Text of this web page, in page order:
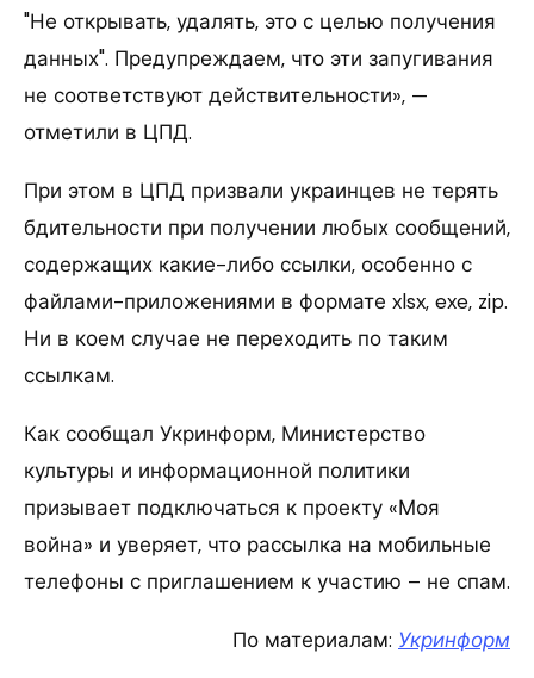
"Не открывать, удалять, это с целью получения
данных". Предупреждаем, что эти запугивания
не соответствуют действительности», —
отметили в ЦПД.
При этом в ЦПД призвали украинцев не терять
бдительности при получении любых сообщений,
содержащих какие-либо ссылки, особенно с
файлами-приложениями в формате xlsx, exe, zip.
Ни в коем случае не переходить по таким
ссылкам.
Как сообщал Укринформ, Министерство
культуры и информационной политики
призывает подключаться к проекту «Моя
война» и уверяет, что рассылка на мобильные
телефоны с приглашением к участию – не спам.
По материалам: Укринформ